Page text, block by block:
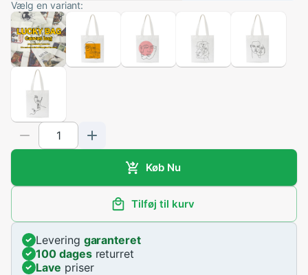
Vælg en variant:
Køb Nu
Tilføj til kurv
Levering garanteret
100 dagesreturret
Lave priser